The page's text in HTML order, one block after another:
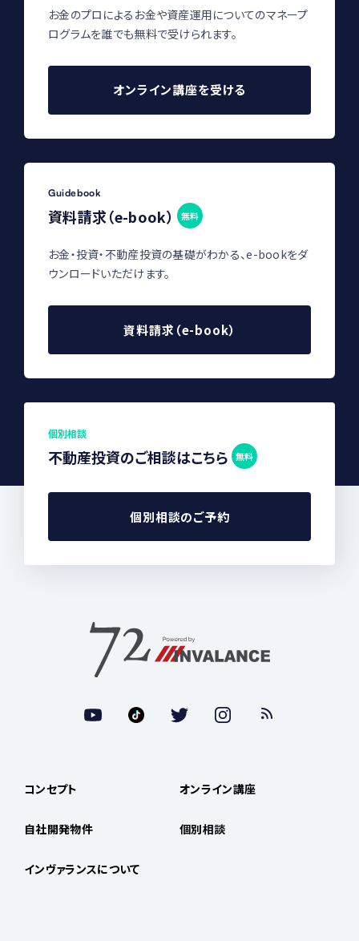
お金のプロによるお金や資産運用についてのマネープ
ログラムを誰でも無料で受けられます。
オンライン講座を受ける
Guidebook
資料請求（e-book） 無料
お金・投資・不動産投資の基礎がわかる、e-bookをダ
ウンロードいただけます。
資料請求（e-book）
個別相談
不動産投資のご相談はこちら 無料
個別相談のご予約
コンセプト
自社開発物件
インヴァランスについて
オンライン講座
個別相談